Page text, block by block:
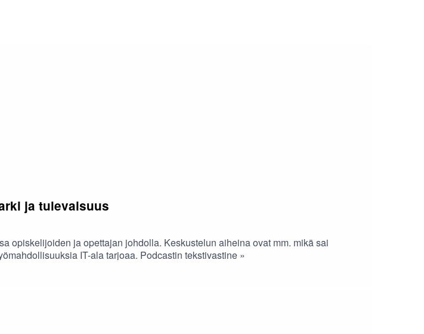
ja tulevaisuus
opiskelijoiden ja opettajan johdolla. Keskustelun aiheina ovat mm. mikä sai
IT-ala tarjoaa. Podcastin tekstivastine »